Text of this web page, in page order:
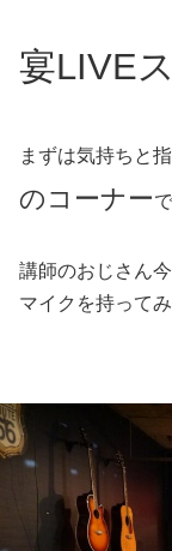
宴LIVE
まずは気持ちと
のコーナー
講師のおじさん
マイクを持って